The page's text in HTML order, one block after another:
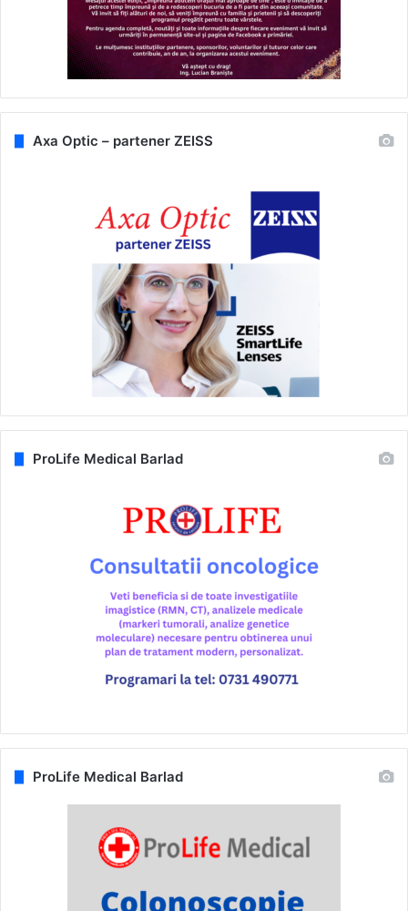
Axa Optic – partener ZEISS
ProLife Medical Barlad
ProLife Medical Barlad